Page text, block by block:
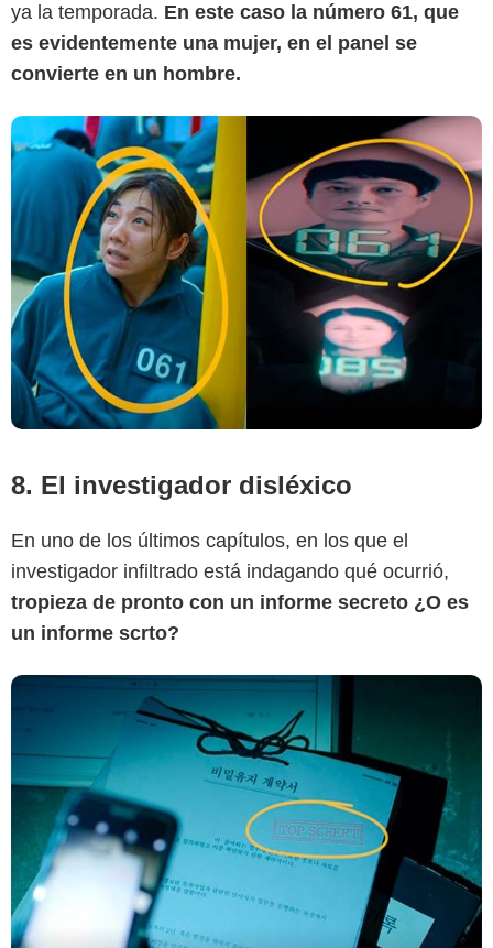
ya la temporada. En este caso la número 61, que
es evidentemente una mujer, en el panel se
convierte en un hombre.
8. El investigador disléxico
En uno de los últimos capítulos, en los que el
investigador infiltrado está indagando qué ocurrió,
tropieza de pronto con un informe secreto ¿O es
un informe scrto?